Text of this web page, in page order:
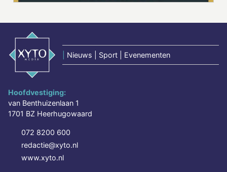
Nieuws | Sport | Evenementen
Hoofdvestiging:
van Benthuizenlaan 1
1701 BZ Heerhugowaard
072 8200 600
redactie@xyto.nl
www.xyto.nl